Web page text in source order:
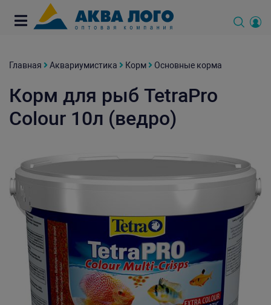
Главная Аквариумистика Корм Основные корма
Корм для рыб TetraPro
Colour 10л (ведро)